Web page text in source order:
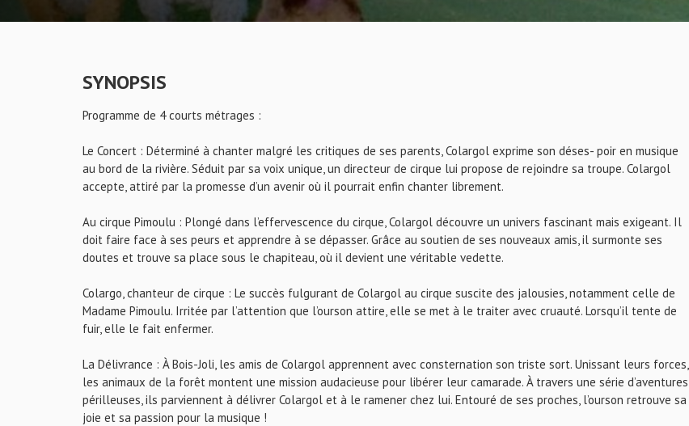
SYNOPSIS
Programme de 4 courts métrages :
Le Concert : Déterminé à chanter malgré les critiques de ses parents, Colargol exprime son déses- poir en musique
au bord de la rivière. Séduit par sa voix unique, un directeur de cirque lui propose de rejoindre sa troupe. Colargol
accepte, attiré par la promesse d’un avenir où il pourrait enfin chanter librement.
Au cirque Pimoulu : Plongé dans l’effervescence du cirque, Colargol découvre un univers fascinant mais exigeant. Il
doit faire face à ses peurs et apprendre à se dépasser. Grâce au soutien de ses nouveaux amis, il surmonte ses
doutes et trouve sa place sous le chapiteau, où il devient une véritable vedette.
Colargo, chanteur de cirque : Le succès fulgurant de Colargol au cirque suscite des jalousies, notamment celle de
Madame Pimoulu. Irritée par l’attention que l’ourson attire, elle se met à le traiter avec cruauté. Lorsqu’il tente de
fuir, elle le fait enfermer.
La Délivrance : À Bois-Joli, les amis de Colargol apprennent avec consternation son triste sort. Unissant leurs forces,
les animaux de la forêt montent une mission audacieuse pour libérer leur camarade. À travers une série d’aventures
périlleuses, ils parviennent à délivrer Colargol et à le ramener chez lui. Entouré de ses proches, l’ourson retrouve sa
joie et sa passion pour la musique !